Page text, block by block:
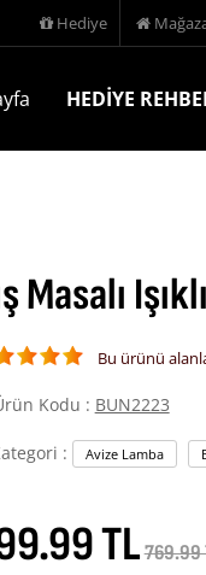
Hediye
HEDİYE
Masalı
Bu ürünü
Kodu : BUN2223
: Avize Lamba
TL769.99